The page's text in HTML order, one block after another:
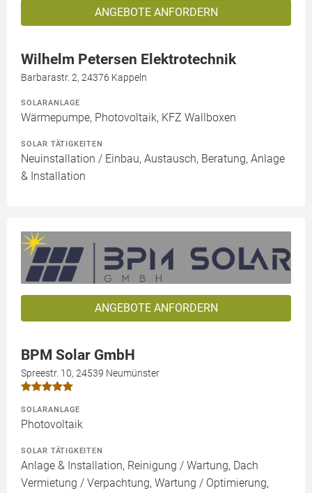
ANGEBOTE ANFORDERN
Wilhelm Petersen Elektrotechnik
Barbarastr. 2, 24376 Kappeln
SOLARANLAGE
Wärmepumpe, Photovoltaik, KFZ Wallboxen
SOLAR TÄTIGKEITEN
Neuinstallation / Einbau, Austausch, Beratung, Anlage
& Installation
ANGEBOTE ANFORDERN
BPM Solar GmbH
Spreestr. 10, 24539 Neumünster
SOLARANLAGE
Photovoltaik
SOLAR TÄTIGKEITEN
Anlage & Installation, Reinigung / Wartung, Dach
Vermietung / Verpachtung, Wartung / Optimierung,